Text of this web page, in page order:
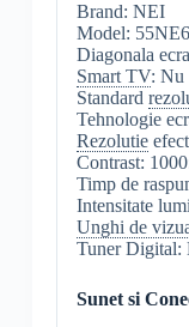
Brand: NEI
Model:
Diagonala
Smart TV: Nu
Standard
Tehnologie
Rezolutie
Contrast:
Timp de
Intensitate
Unghi de
Tuner Digital:
Sunet si